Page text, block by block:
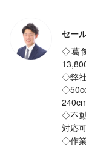
セー
◇葛
◇弊社
◇不
対応
◇作